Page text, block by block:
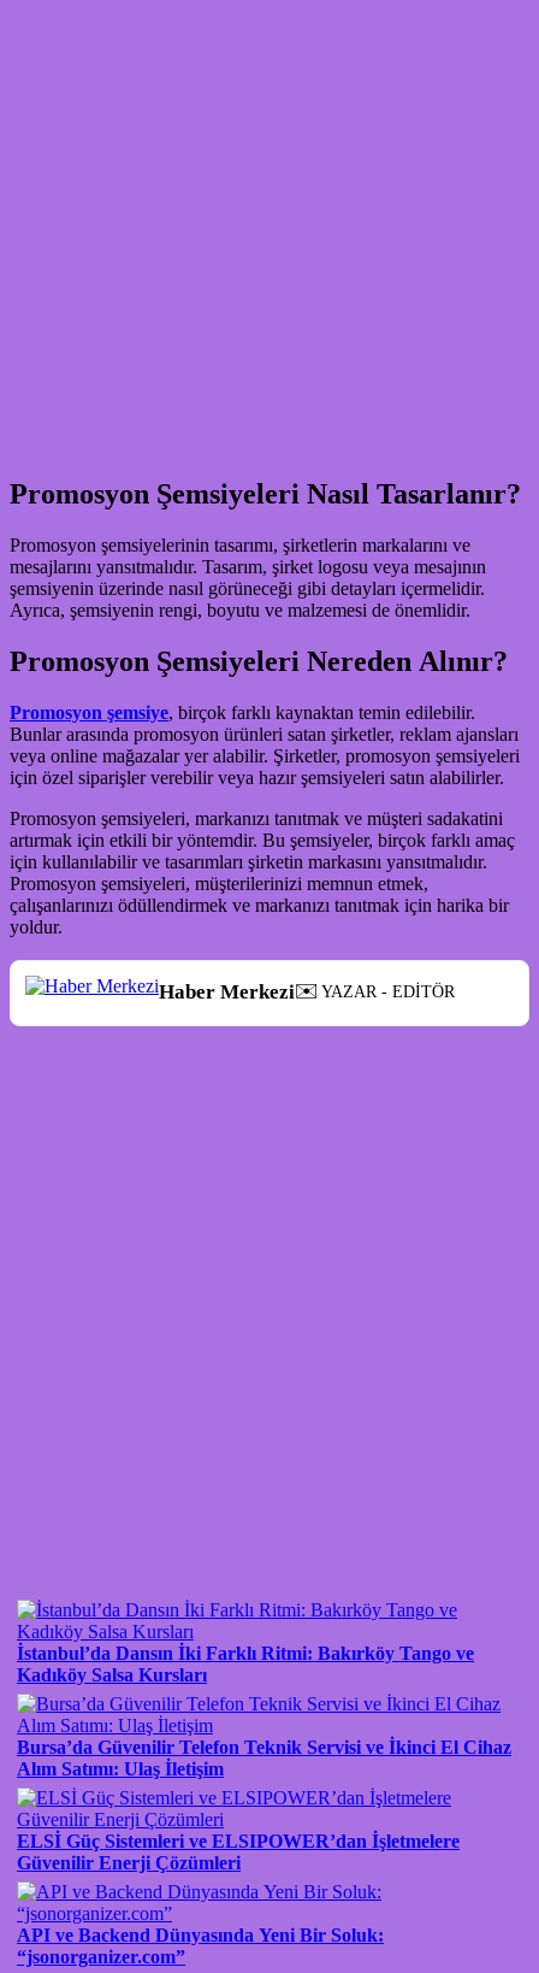
Promosyon Şemsiyeleri Nasıl Tasarlanır?
Promosyon şemsiyelerinin tasarımı, şirketlerin markalarını ve
mesajlarını yansıtmalıdır. Tasarım, şirket logosu veya mesajının
şemsiyenin üzerinde nasıl görüneceği gibi detayları içermelidir.
Ayrıca, şemsiyenin rengi, boyutu ve malzemesi de önemlidir.
Promosyon Şemsiyeleri Nereden Alınır?
Promosyon şemsiye, birçok farklı kaynaktan temin edilebilir.
Bunlar arasında promosyon ürünleri satan şirketler, reklam ajansları
veya online mağazalar yer alabilir. Şirketler, promosyon şemsiyeleri
için özel siparişler verebilir veya hazır şemsiyeleri satın alabilirler.
Promosyon şemsiyeleri, markanızı tanıtmak ve müşteri sadakatini
artırmak için etkili bir yöntemdir. Bu şemsiyeler, birçok farklı amaç
için kullanılabilir ve tasarımları şirketin markasını yansıtmalıdır.
Promosyon şemsiyeleri, müşterilerinizi memnun etmek,
çalışanlarınızı ödüllendirmek ve markanızı tanıtmak için harika bir
yoldur.
Haber Merkezi✉️ YAZAR - EDİTÖR
İstanbul’da Dansın İki Farklı Ritmi: Bakırköy Tango ve
Kadıköy Salsa Kursları
Bursa’da Güvenilir Telefon Teknik Servisi ve İkinci El Cihaz
Alım Satımı: Ulaş İletişim
ELSİ Güç Sistemleri ve ELSIPOWER’dan İşletmelere
Güvenilir Enerji Çözümleri
API ve Backend Dünyasında Yeni Bir Soluk:
“jsonorganizer.com”